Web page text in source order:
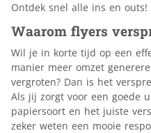
Ontdek snel alle ins en outs!
Waarom flyers
Wil je in korte tijd op een
manier meer omzet
vergroten? Dan is het
Als jij zorgt voor een goede
papiersoort en het juiste
zeker weten een mooie